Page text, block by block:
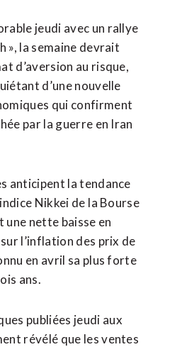
jeudi avec un rallye
», la semaine devrait
d’aversion au risque,
d’une nouvelle
qui confirment
par la guerre en Iran
​anticipent la tendance
Nikkei de ⁠la Bourse
nette baisse en
l’inflation des prix de
en avril sa plus forte
ans.
publiées jeudi aux
révélé que les ventes